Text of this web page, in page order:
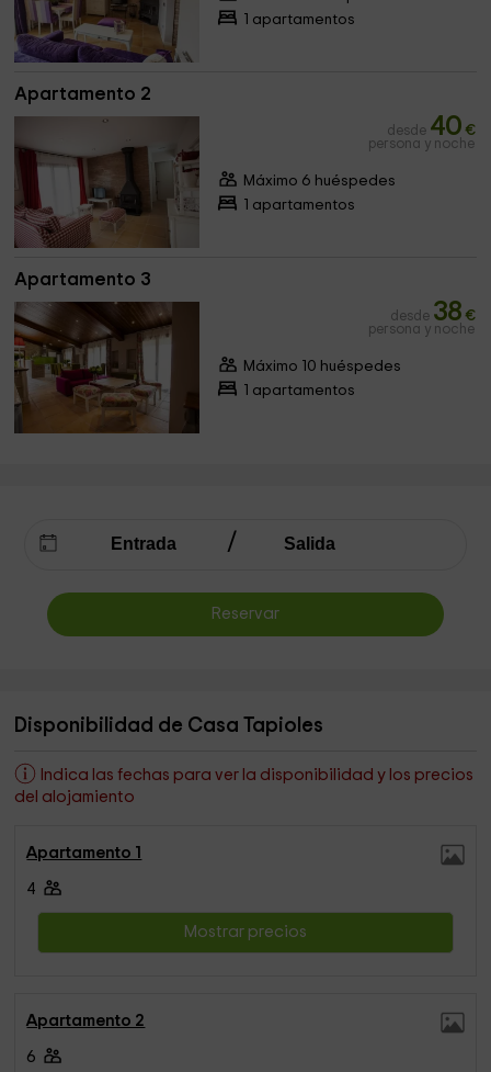
1 apartamentos
Apartamento 2
desde 40 €
persona y noche
Máximo 6 huéspedes
1 apartamentos
Apartamento 3
desde 38 €
persona y noche
Máximo 10 huéspedes
1 apartamentos
Reservar
Disponibilidad de Casa Tapioles
Indica las fechas para ver la disponibilidad y los precios
del alojamiento
Apartamento 1
4
Mostrar precios
Apartamento 2
6